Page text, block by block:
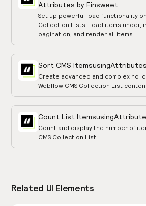
Attributes by Finsweet
Set up powerful load functionality
Collection Lists. Load items under,
pagination, and render all items.
Sort CMS Itemsusing
Create advanced and complex no-
Webflow CMS Collection List
Count List Itemsusing
Count and display the number of
CMS Collection List.
Related UI Elements